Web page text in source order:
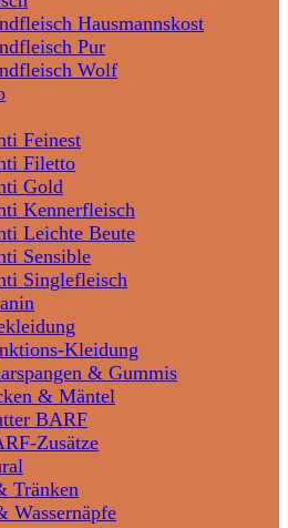
Hausmannskost
Pur
Wolf
Feinest
Filetto
Gold
Kennerfleisch
Leichte Beute
Sensible
Singlefleisch
Kleidung
& Gummis
& Mäntel
BARF
Zusätze
Tränken
Wassernäpfe